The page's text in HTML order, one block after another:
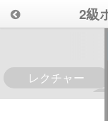
2級
レクチャー
0